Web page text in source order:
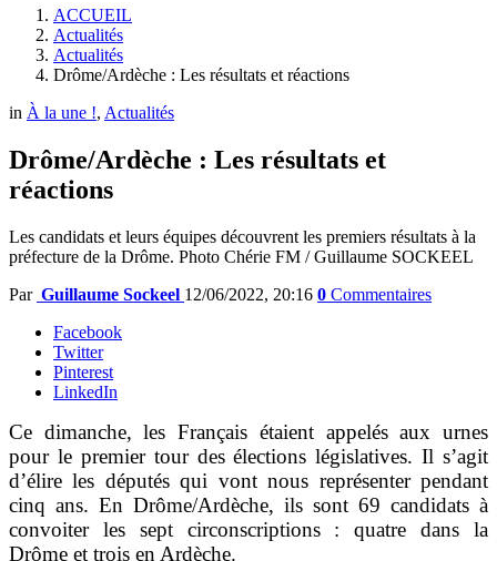
ACCUEIL
Actualités
Actualités
Drôme/Ardèche : Les résultats et réactions
in À la une !, Actualités
Drôme/Ardèche : Les résultats et
réactions
Les candidats et leurs équipes découvrent les premiers résultats à la
préfecture de la Drôme. Photo Chérie FM / Guillaume SOCKEEL
Par Guillaume Sockeel 12/06/2022, 20:16 0 Commentaires
Facebook
Twitter
Pinterest
LinkedIn
Ce dimanche, les Français étaient appelés aux urnes
pour le premier tour des élections législatives. Il s’agit
d’élire les députés qui vont nous représenter pendant
cinq ans. En Drôme/Ardèche, ils sont 69 candidats à
convoiter les sept circonscriptions : quatre dans la
Drôme et trois en Ardèche.